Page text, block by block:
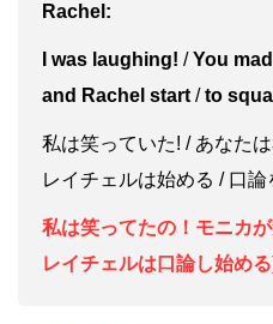
Rachel:
I was laughing! /You
and Rachel start/to
私は笑っていた! / あなた
レイチェルは始める / 口論
私は笑ってたの！モニカ
レイチェルは口論し始め